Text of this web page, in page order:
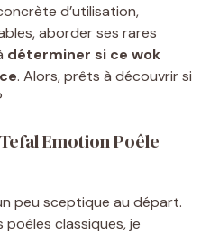
d’utilisation,
aborder ses rares
déterminer si ce wok
. Alors, prêts à découvrir si
Emotion Poêle
peu sceptique au départ.
classiques, je